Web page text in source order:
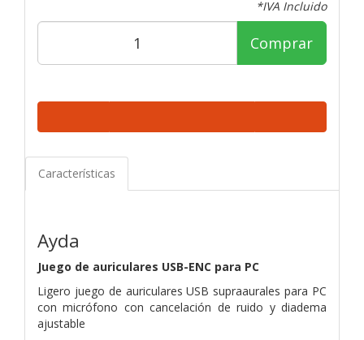
*IVA Incluido
Comprar
Características
Ayda
Juego de auriculares USB-ENC para PC
Ligero juego de auriculares USB supraaurales para PC
con micrófono con cancelación de ruido y diadema
ajustable